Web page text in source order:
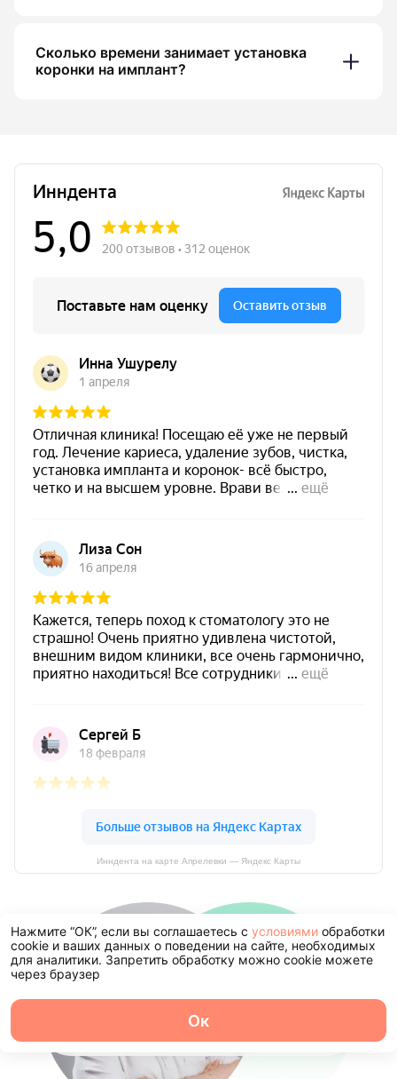
Сколько времени занимает установка
коронки на имплант?
Инндента на карте Апрелевки — Яндекс Карты
Нажмите “ОК”, если вы соглашаетесь с условиями обработки
cookie и ваших данных о поведении на сайте, необходимых
для аналитики. Запретить обработку можно cookie можете
через браузер
Ок